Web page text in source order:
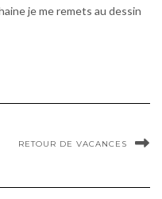
je me remets au dessin
RETOUR DE VACANCES